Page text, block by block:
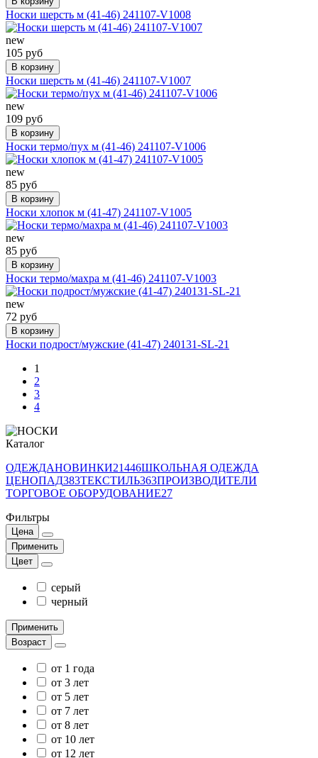
Носки шерсть м (41-46) 241107-V1008
new
105 руб
В корзину
Носки шерсть м (41-46) 241107-V1007
new
109 руб
В корзину
Носки термо/пух м (41-46) 241107-V1006
new
85 руб
В корзину
Носки хлопок м (41-47) 241107-V1005
new
85 руб
В корзину
Носки термо/махра м (41-46) 241107-V1003
new
72 руб
В корзину
Носки подрост/мужские (41-47) 240131-SL-21
1
2
3
4
Каталог
ОДЕЖДАНОВИНКИ21446ШКОЛЬНАЯ ОДЕЖДА
ЦЕНОПАД383ТЕКСТИЛЬ363ПРОИЗВОДИТЕЛИ
ТОРГОВОЕ ОБОРУДОВАНИЕ27
Фильтры
Цена
Применить
Цвет
серый
черный
Применить
Возраст
от 1 года
от 3 лет
от 5 лет
от 7 лет
от 8 лет
от 10 лет
от 12 лет